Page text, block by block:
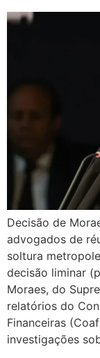
Decisão de
advogados de
soltura
decisão liminar
Moraes, do
relatórios do
Financeiras
investigações